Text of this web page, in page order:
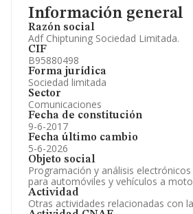
Información general
Razón social
Adf Chiptuning Sociedad Limitada.
CIF
B95880498
Forma jurídica
Sociedad limitada
Sector
Comunicaciones
Fecha de constitución
9-6-2017
Fecha último cambio
5-6-2026
Objeto social
Programación y análisis
para automóviles y vehículos a
Actividad
Otras actividades relacionadas con
Información oficial y registral